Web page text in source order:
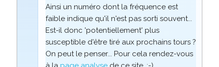
Ainsi un numéro dont la fréquence est
faible indique qu'il n'est pas sorti souvent...
Est-il donc 'potentiellement' plus
susceptible d'être tiré aux prochains tours ?
On peut le penser... Pour cela rendez-vous